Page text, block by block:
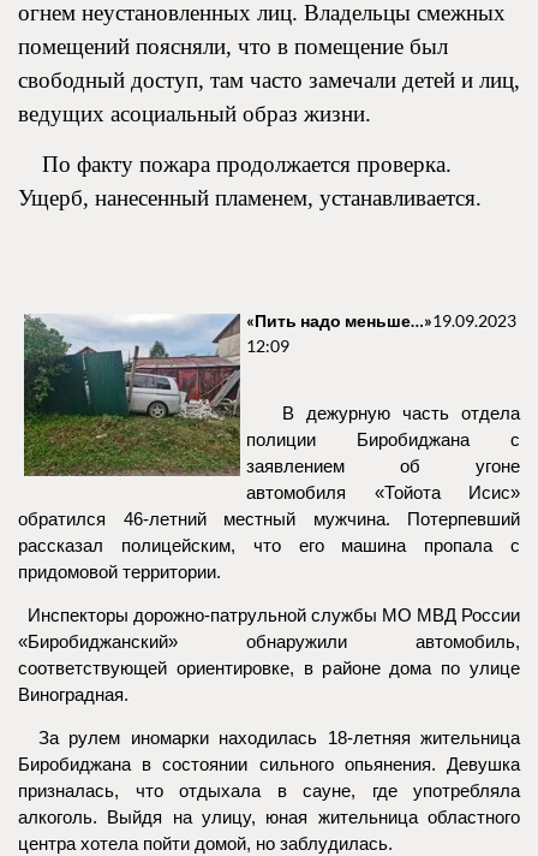
огнем неустановленных лиц. Владельцы смежных
помещений поясняли, что в помещение был
свободный доступ, там часто замечали детей и лиц,
ведущих асоциальный образ жизни.
По факту пожара продолжается проверка.
Ущерб, нанесенный пламенем, устанавливается.
«Пить надо меньше…»19.09.2023
12:09
В дежурную часть отдела
полиции Биробиджана с
заявлением об угоне
автомобиля «Тойота Исис»
обратился 46-летний местный мужчина. Потерпевший
рассказал полицейским, что его машина пропала с
придомовой территории.
Инспекторы дорожно-патрульной службы МО МВД России
«Биробиджанский» обнаружили автомобиль,
соответствующей ориентировке, в районе дома по улице
Виноградная.
За рулем иномарки находилась 18-летняя жительница
Биробиджана в состоянии сильного опьянения. Девушка
призналась, что отдыхала в сауне, где употребляла
алкоголь. Выйдя на улицу, юная жительница областного
центра хотела пойти домой, но заблудилась.